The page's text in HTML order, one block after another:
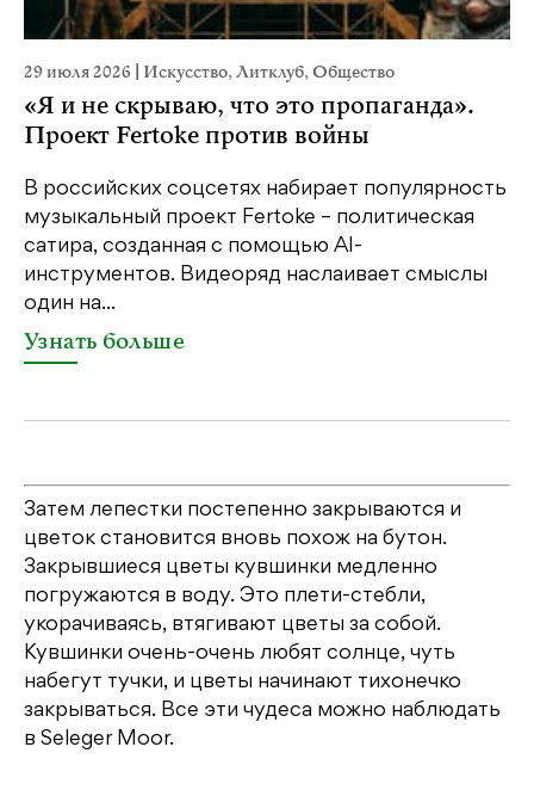
29 июля 2026 Искусство,Литклуб,Общество
«Я и не скрываю, что это пропаганда».
Проект Fertoke против войны
В российских соцсетях набирает популярность
музыкальный проект Fertoke – политическая
сатира, созданная с помощью AI-
инструментов. Видеоряд наслаивает смыслы
один на...
Узнать больше
Затем лепестки постепенно закрываются и
цветок становится вновь похож на бутон.
Закрывшиеся цветы кувшинки медленно
погружаются в воду. Это плети-стебли,
укорачиваясь, втягивают цветы за собой.
Кувшинки очень-очень любят солнце, чуть
набегут тучки, и цветы начинают тихонечко
закрываться. Все эти чудеса можно наблюдать
в Seleger Moor.